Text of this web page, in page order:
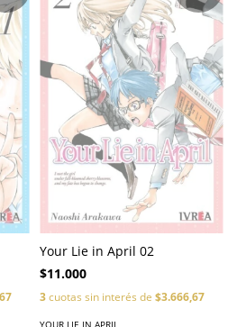
Your Lie in April 02
$11.000
3cuotas sin interés de $3.666,67
YOUR LIE IN APRIL